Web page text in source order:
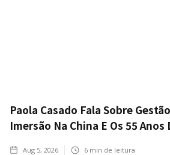
Paola Casado Fala Sobre
Imersão Na China E Os 55 Anos
Aug 5, 2026 6 min de leitura